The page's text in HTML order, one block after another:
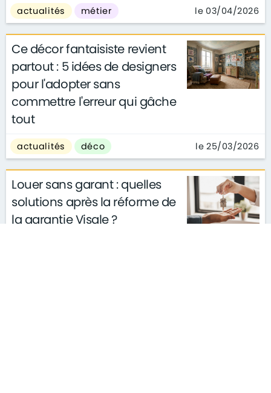
actualités métier le 03/04/2026
Ce décor fantaisiste revient
partout : 5 idées de designers
pour l'adopter sans
commettre l'erreur qui gâche
tout
actualités déco le 25/03/2026
Louer sans garant : quelles
solutions après la réforme de
la garantie Visale ?